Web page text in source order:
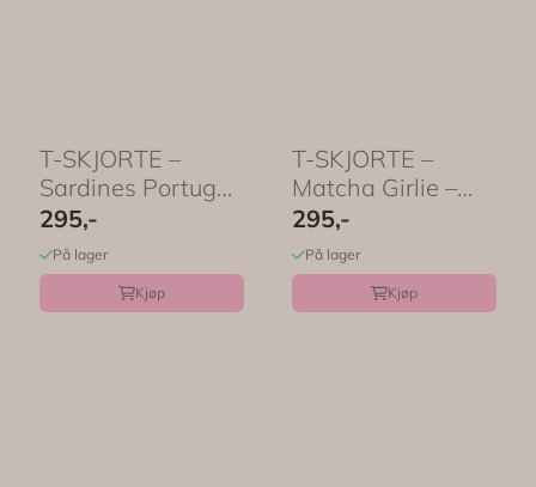
T-SKJORTE –
Sardines Portugal
– Festligtrykk
295,-
På lager
Kjøp
T-SKJORTE –
Matcha Girlie –
Festligtrykk
295,-
På lager
Kjøp